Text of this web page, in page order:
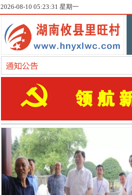
2026-08-10 05:23:32 星期一
此处显示 class "hxbg" 的内容